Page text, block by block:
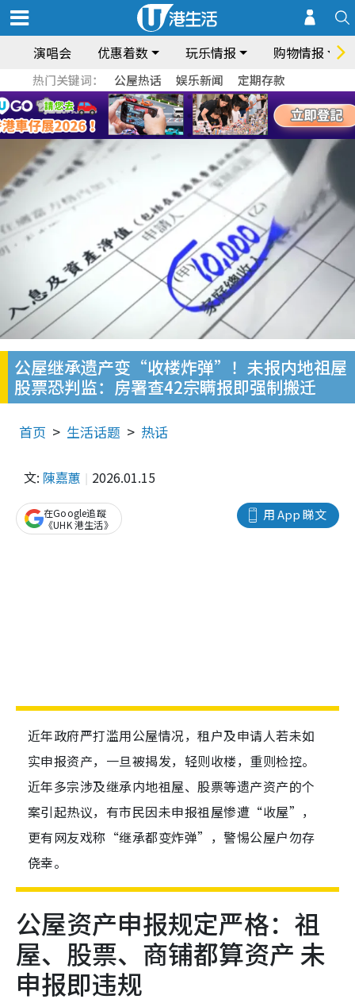
演唱会 优惠着数 玩乐情报 购物情报
热门关键词： 公屋热话 娱乐新闻 定期存款
公屋继承遗产变“收楼炸弹”！未报内地祖屋
股票恐判监：房署查42宗瞒报即强制搬迁
首页 生活话题 热话
文: 陳嘉蕙 2026.01.15
用 App 睇文
在Google追蹤
《UHK 港生活》
近年政府严打滥用公屋情况，租户及申请人若未如
实申报资产，一旦被揭发，轻则收楼，重则检控。
近年多宗涉及继承内地祖屋、股票等遗产资产的个
案引起热议，有市民因未申报祖屋惨遭“收屋”，
更有网友戏称“继承都变炸弹”，警惕公屋户勿存
侥幸。
公屋资产申报规定严格：祖
屋、股票、商铺都算资产 未
申报即违规